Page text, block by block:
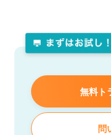
無料ト
問